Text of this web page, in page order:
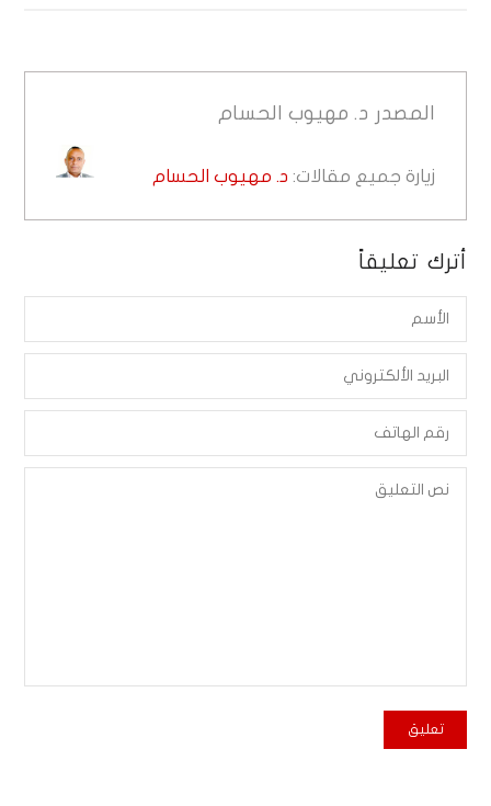
المصدر د. مهيوب الحسام
زيارة جميع مقالات: د. مهيوب الحسام
أترك تعليقاً